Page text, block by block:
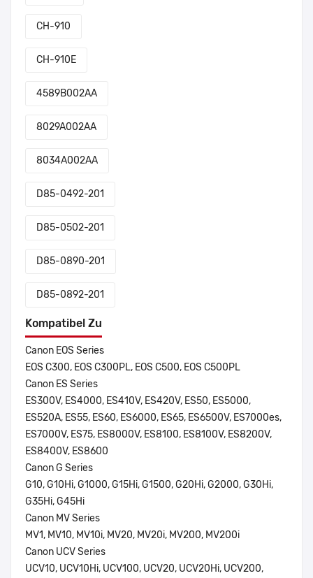
CH-910
CH-910E
4589B002AA
8029A002AA
8034A002AA
D85-0492-201
D85-0502-201
D85-0890-201
D85-0892-201
Kompatibel Zu
Canon EOS Series
EOS C300, EOS C300PL, EOS C500, EOS C500PL
Canon ES Series
ES300V, ES4000, ES410V, ES420V, ES50, ES5000,
ES520A, ES55, ES60, ES6000, ES65, ES6500V, ES7000es,
ES7000V, ES75, ES8000V, ES8100, ES8100V, ES8200V,
ES8400V, ES8600
Canon G Series
G10, G10Hi, G1000, G15Hi, G1500, G20Hi, G2000, G30Hi,
G35Hi, G45Hi
Canon MV Series
MV1, MV10, MV10i, MV20, MV20i, MV200, MV200i
Canon UCV Series
UCV10, UCV10Hi, UCV100, UCV20, UCV20Hi, UCV200,